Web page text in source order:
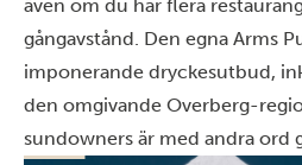
även om du har flera
gångavstånd. Den egna Arms
imponerande dryckesutbud,
den omgivande Overberg-
sundowners är med andra ord